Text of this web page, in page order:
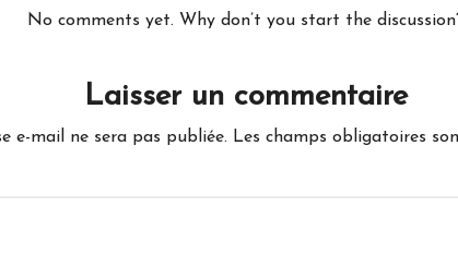
No comments yet. Why don’t you start the
Laisser un commentaire
e-mail ne sera pas publiée. Les champs obligatoires